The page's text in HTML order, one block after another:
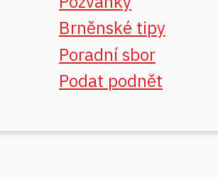
Brněnské tipy
Poradní sbor
Podat podnět